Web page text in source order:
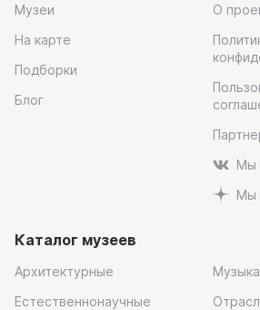
Музеи
На карте
Подборки
Блог
О
Мы
Мы
Каталог музеев
Архитектурные
Естественнонаучные